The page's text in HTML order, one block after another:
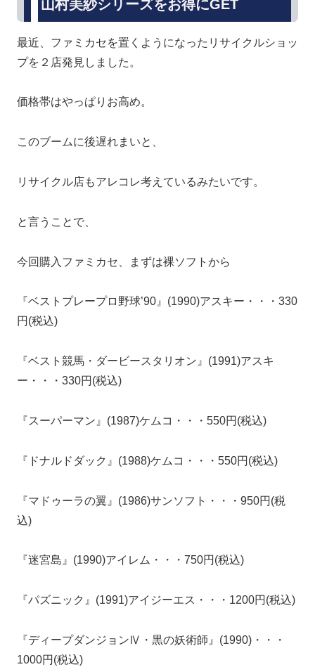
山村美紗シリーズをお得にGET
最近、ファミカセを置くようになったリサイクルショッ
プを２店発見しました。
価格帯はやっぱりお高め。
このブームに後遅れまいと、
リサイクル店もアレコレ考えているみたいです。
と言うことで、
今回購入ファミカセ、まずは裸ソフトから
『ベストプレープロ野球’90』(1990)アスキー・・・330
円(税込)
『ベスト競馬・ダービースタリオン』(1991)アスキ
ー・・・330円(税込)
『スーパーマン』(1987)ケムコ・・・550円(税込)
『ドナルドダック』(1988)ケムコ・・・550円(税込)
『マドゥーラの翼』(1986)サンソフト・・・950円(税
込)
『迷宮島』(1990)アイレム・・・750円(税込)
『パズニック』(1991)アイジーエス・・・1200円(税込)
『ディープダンジョンⅣ・黒の妖術師』(1990)・・・
1000円(税込)